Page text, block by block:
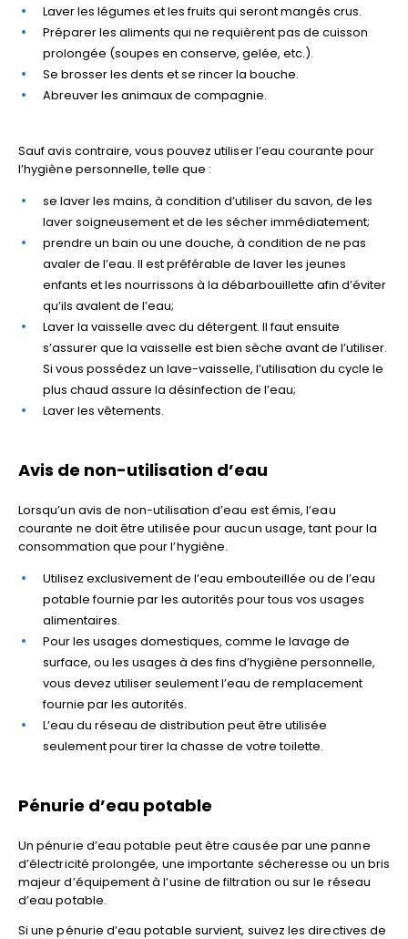
Laver les légumes et les fruits qui seront mangés crus.
Préparer les aliments qui ne requièrent pas de cuisson
prolongée (soupes en conserve, gelée, etc.).
Se brosser les dents et se rincer la bouche.
Abreuver les animaux de compagnie.
Sauf avis contraire, vous pouvez utiliser l’eau courante pour
l’hygiène personnelle, telle que :
se laver les mains, à condition d’utiliser du savon, de les
laver soigneusement et de les sécher immédiatement;
prendre un bain ou une douche, à condition de ne pas
avaler de l’eau. Il est préférable de laver les jeunes
enfants et les nourrissons à la débarbouillette afin d’éviter
qu’ils avalent de l’eau;
Laver la vaisselle avec du détergent. Il faut ensuite
s’assurer que la vaisselle est bien sèche avant de l’utiliser.
Si vous possédez un lave-vaisselle, l’utilisation du cycle le
plus chaud assure la désinfection de l’eau;
Laver les vêtements.
Avis de non-utilisation d’eau
Lorsqu’un avis de non-utilisation d’eau est émis, l’eau
courante ne doit être utilisée pour aucun usage, tant pour la
consommation que pour l’hygiène.
Utilisez exclusivement de l’eau embouteillée ou de l’eau
potable fournie par les autorités pour tous vos usages
alimentaires.
Pour les usages domestiques, comme le lavage de
surface, ou les usages à des fins d’hygiène personnelle,
vous devez utiliser seulement l’eau de remplacement
fournie par les autorités.
L’eau du réseau de distribution peut être utilisée
seulement pour tirer la chasse de votre toilette.
Pénurie d’eau potable
Un pénurie d’eau potable peut être causée par une panne
d’électricité prolongée, une importante sécheresse ou un bris
majeur d’équipement à l’usine de filtration ou sur le réseau
d’eau potable.
Si une pénurie d’eau potable survient, suivez les directives de